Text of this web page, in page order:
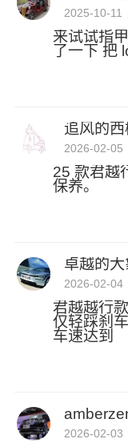
2025-10-11
来试试指
了一下 把
追风的
2026-02-05
25 款君越
保养。
卓越的
2026-02-04
君越越行
仅轻踩刹
车速达到
2026-02-03